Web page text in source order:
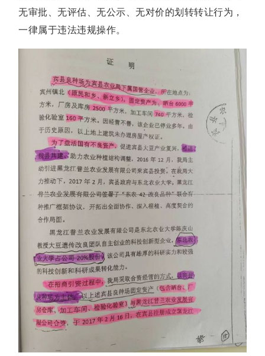
无审批、无评估、无公示、无对价的划转转让行为，
一律属于违法违规操作。